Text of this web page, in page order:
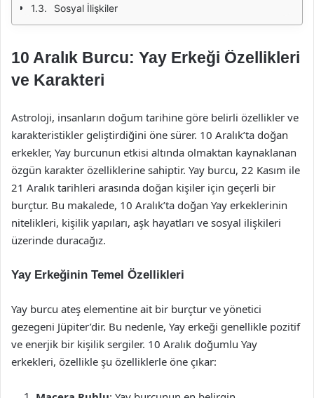
Sosyal İlişkiler
10 Aralık Burcu: Yay Erkeği Özellikleri
ve Karakteri
Astroloji, insanların doğum tarihine göre belirli özellikler ve
karakteristikler geliştirdiğini öne sürer. 10 Aralık’ta doğan
erkekler, Yay burcunun etkisi altında olmaktan kaynaklanan
özgün karakter özelliklerine sahiptir. Yay burcu, 22 Kasım ile
21 Aralık tarihleri arasında doğan kişiler için geçerli bir
burçtur. Bu makalede, 10 Aralık’ta doğan Yay erkeklerinin
nitelikleri, kişilik yapıları, aşk hayatları ve sosyal ilişkileri
üzerinde duracağız.
Yay Erkeğinin Temel Özellikleri
Yay burcu ateş elementine ait bir burçtur ve yönetici
gezegeni Jüpiter’dir. Bu nedenle, Yay erkeği genellikle pozitif
ve enerjik bir kişilik sergiler. 10 Aralık doğumlu Yay
erkekleri, özellikle şu özelliklerle öne çıkar: